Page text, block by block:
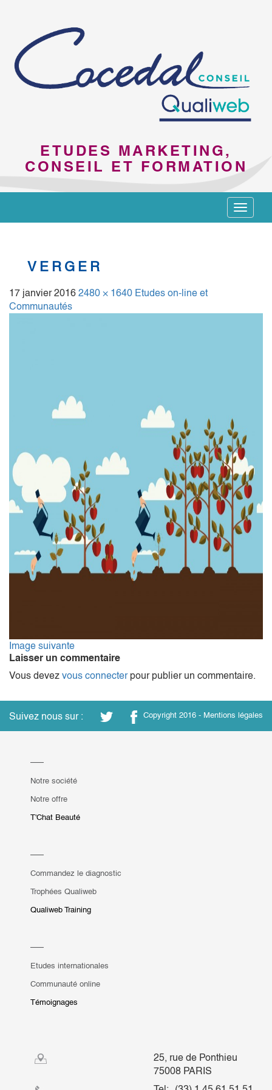
ETUDES MARKETING,
CONSEIL ET FORMATION
Toggle
VERGER
17 janvier 2016 2480 × 1640 Etudes on-line et
Communautés
Image suivante
Laisser un commentaire
Vous devez vous connecterpour publier un commentaire.
Suivez nous sur : Copyright 2016 - Mentions légales
Notre société
Notre offre
T'Chat Beauté
Commandez le diagnostic
Trophées Qualiweb
Qualiweb Training
Etudes internationales
Communauté online
Témoignages
25, rue de Ponthieu
75008 PARIS